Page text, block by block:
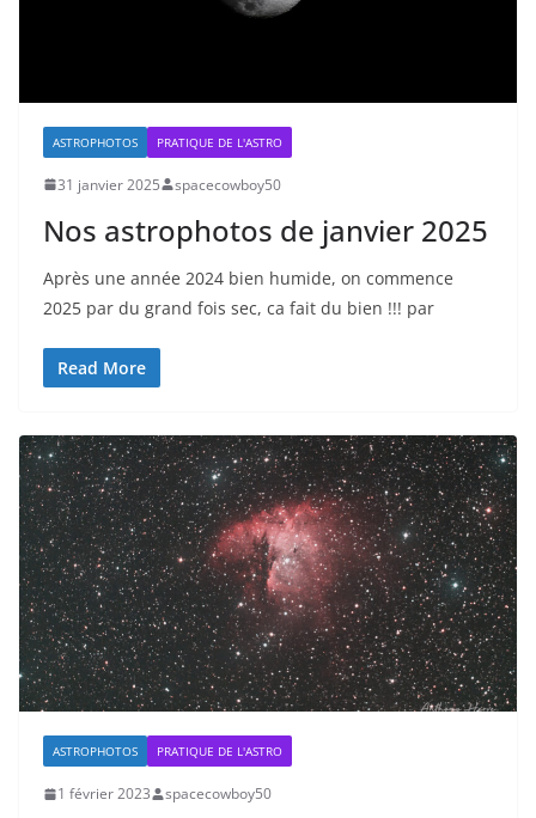
ASTROPHOTOS PRATIQUE DE L'ASTRO
31 janvier 2025 spacecowboy50
Nos astrophotos de janvier 2025
Après une année 2024 bien humide, on commence
2025 par du grand fois sec, ca fait du bien !!! par
Read More
ASTROPHOTOS PRATIQUE DE L'ASTRO
1 février 2023 spacecowboy50